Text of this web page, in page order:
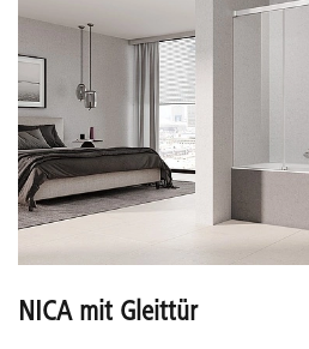
NICA mit Gleittür